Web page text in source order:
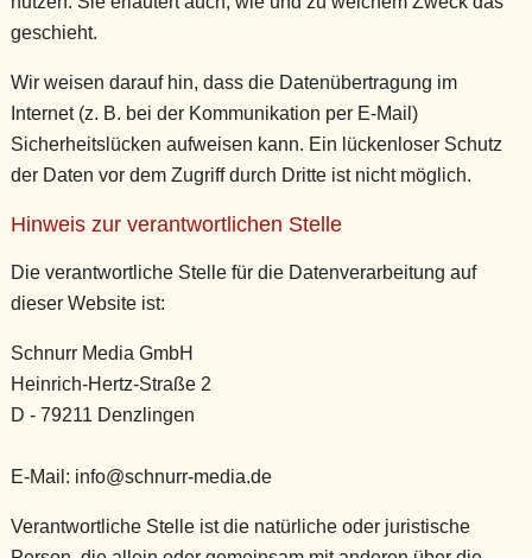
geschieht.
Wir weisen darauf hin, dass die Datenübertragung im
Internet (z. B. bei der Kommunikation per E-Mail)
Sicherheitslücken aufweisen kann. Ein lückenloser Schutz
der Daten vor dem Zugriff durch Dritte ist nicht möglich.
Hinweis zur verantwortlichen Stelle
Die verantwortliche Stelle für die Datenverarbeitung auf
dieser Website ist:
Schnurr Media GmbH
Heinrich-Hertz-Straße 2
D - 79211 Denzlingen
E-Mail: info@schnurr-media.de
Verantwortliche Stelle ist die natürliche oder juristische